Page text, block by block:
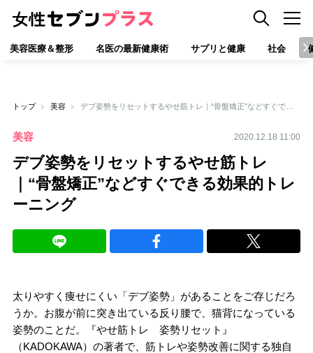
美容医療＆整形 名医の最新健康術 サプリと健康 社会
トップ 美容 デブ姿勢をリセットするやせ筋トレ｜“骨盤矯正”などすぐできる効果的トレーニング
美容 2020.12.18 11:00
デブ姿勢をリセットするやせ筋トレ
｜“骨盤矯正”などすぐできる効果的トレ
ーニング
太りやすく痩せにくい「デブ姿勢」があることをご存じだろ
うか。お腹が前に突き出ている反り腰で、猫背になっている
姿勢のことだ。『やせ筋トレ 姿勢リセット』
（KADOKAWA）の著者で、筋トレや姿勢改善に関する独自